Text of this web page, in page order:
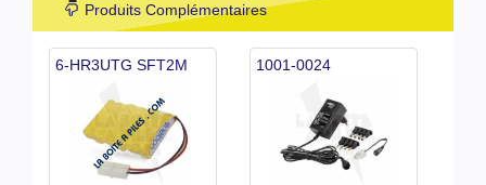
Produits Complémentaires
6-HR3UTG SFT2M 1001-0024